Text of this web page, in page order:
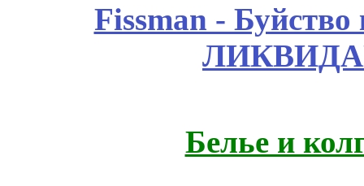
Fissmаn -
Белье и